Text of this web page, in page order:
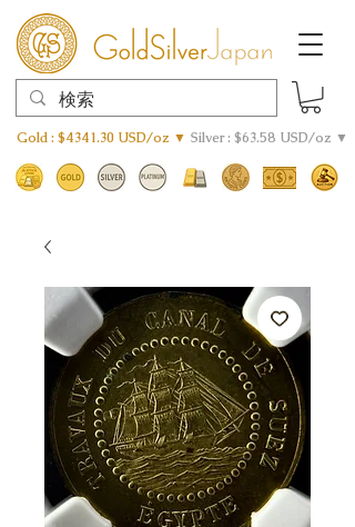
Gold : $4341.30 USD/oz ▼ Silver : $63.58 USD/oz ▼